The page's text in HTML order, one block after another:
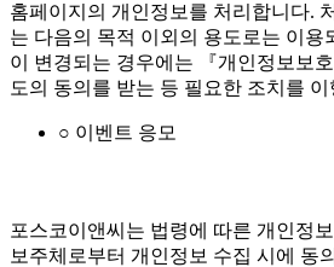
홈페이지의 개인정보를 처리합니다.
는 다음의 목적 이외의 용도로는 이용
이 변경되는 경우에는 『개인정보보
도의 동의를 받는 등 필요한 조치를
○ 이벤트 응모
포스코이앤씨는 법령에 따른 개인정
보주체로부터 개인정보 수집 시에 동